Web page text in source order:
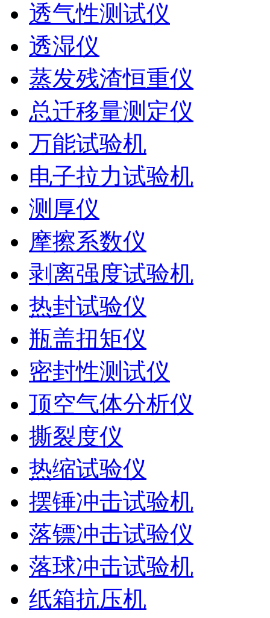
透气性测试仪
透湿仪
蒸发残渣恒重仪
总迁移量测定仪
万能试验机
电子拉力试验机
测厚仪
摩擦系数仪
剥离强度试验机
热封试验仪
瓶盖扭矩仪
密封性测试仪
顶空气体分析仪
撕裂度仪
热缩试验仪
摆锤冲击试验机
落镖冲击试验仪
落球冲击试验机
纸箱抗压机